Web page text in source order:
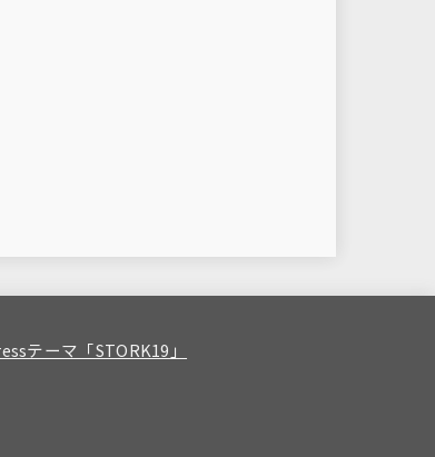
テーマ「STORK19」